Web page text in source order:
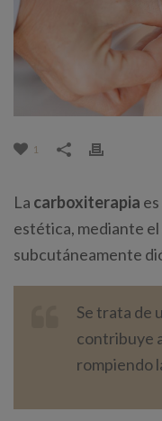
1
La carboxiterapia
estética, mediante
subcutáneamente
Se trata de
contribuye
rompiendo